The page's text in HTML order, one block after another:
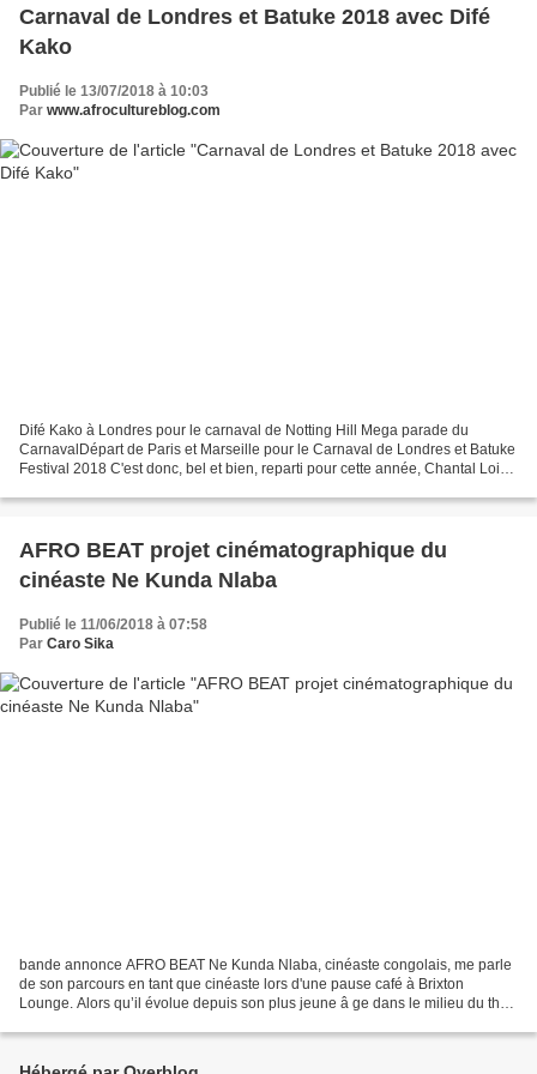
Carnaval de Londres et Batuke 2018 avec Difé
Kako
Publié le 13/07/2018 à 10:03
Par www.afrocultureblog.com
Difé Kako à Londres pour le carnaval de Notting Hill Mega parade du
CarnavalDépart de Paris et Marseille pour le Carnaval de Londres et Batuke
Festival 2018 C'est donc, bel et bien, reparti pour cette année, Chantal Loial,
AFRO BEAT projet cinématographique du
cinéaste Ne Kunda Nlaba
Publié le 11/06/2018 à 07:58
Par Caro Sika
bande annonce AFRO BEAT Ne Kunda Nlaba, cinéaste congolais, me parle
de son parcours en tant que cinéaste lors d'une pause café à Brixton
Lounge. Alors qu’il évolue depuis son plus jeune â ge dans le milieu du thé